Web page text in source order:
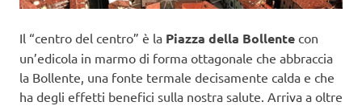
Il “centro del centro” è la Piazza della Bollente con
un’edicola in marmo di forma ottagonale che abbraccia
la Bollente, una fonte termale decisamente calda e che
ha degli effetti benefici sulla nostra salute. Arriva a oltre